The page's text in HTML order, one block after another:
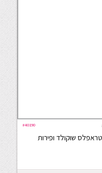
#40190
שוקולד ופירות